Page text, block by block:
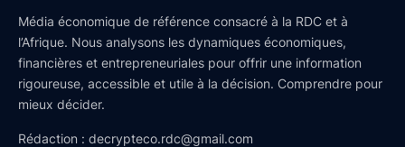
Média économique de référence consacré à la RDC et à
l’Afrique. Nous analysons les dynamiques économiques,
financières et entrepreneuriales pour offrir une information
rigoureuse, accessible et utile à la décision. Comprendre pour
mieux décider.
Rédaction : decrypteco.rdc@gmail.com